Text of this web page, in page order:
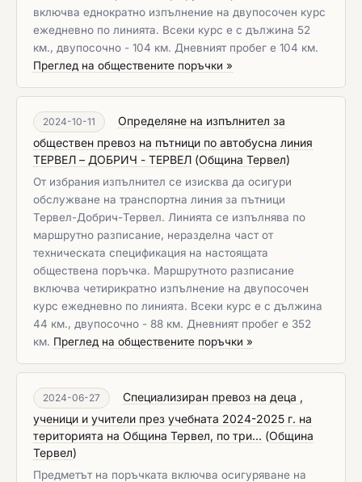
включва еднократно изпълнение на двупосочен курс
ежедневно по линията. Всеки курс е с дължина 52
км., двупосочно - 104 км. Дневният пробег е 104 км.
Преглед на обществените поръчки »
2024-10-11
Определяне на изпълнител за
обществен превоз на пътници по автобусна линия
ТЕРВЕЛ – ДОБРИЧ - ТЕРВЕЛ (Община Тервел)
От избрания изпълнител се изисква да осигури
обслужване на транспортна линия за пътници
Тервел-Добрич-Тервел. Линията се изпълнява по
маршрутно разписание, неразделна част от
техническата спецификация на настоящата
обществена поръчка. Маршрутното разписание
включва четирикратно изпълнение на двупосочен
курс ежедневно по линията. Всеки курс е с дължина
44 км., двупосочно - 88 км. Дневният пробег е 352
км. Преглед на обществените поръчки »
2024-06-27
Специализиран превоз на деца ,
ученици и учители през учебната 2024-2025 г. на
територията на Община Тервел, по три... (Община
Тервел)
Предметът на поръчката включва осигуряване на